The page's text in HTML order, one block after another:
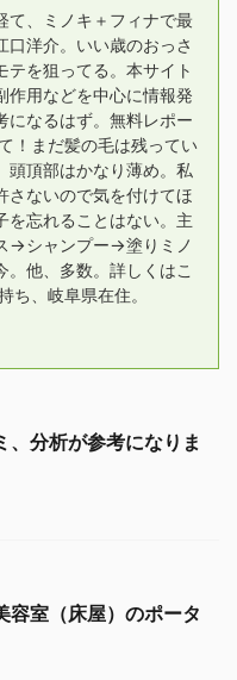
て、ミノキ＋フィナで最
口洋介。いい歳のおっさ
テを狙ってる。本サイト
作用などを中心に情報発
になるはず。無料レポー
！まだ髪の毛は残ってい
頭頂部はかなり薄め。私
さないので気を付けてほ
を忘れることはない。主
→シャンプー→塗りミノ
他、多数。詳しくはこ
ち、岐阜県在住。
、分析が参考になりま
容室（床屋）のポータ